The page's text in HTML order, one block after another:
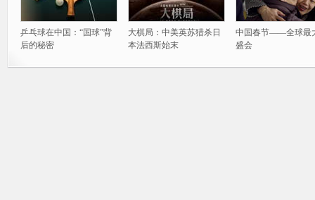
乒乓球在中国：“国球”背
后的秘密
大棋局：中美英苏猎杀日
本法西斯始末
中国春节——全球最
盛会